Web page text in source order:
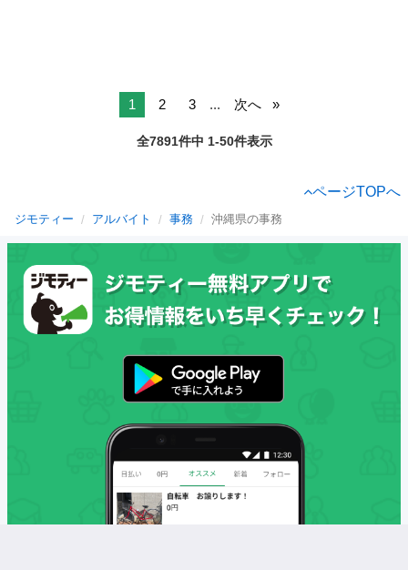
1 2 3 ... 次へ
全7891件中 1-50件表示
ページTOPへ
ジモティー アルバイト 事務 沖縄県の事務